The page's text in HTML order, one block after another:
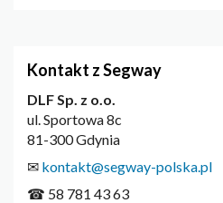
Kontakt z Segway
DLF Sp. z o.o.
ul. Sportowa 8c
81-300 Gdynia
✉ kontakt@segway-polska.pl
☎ 58 781 43 63